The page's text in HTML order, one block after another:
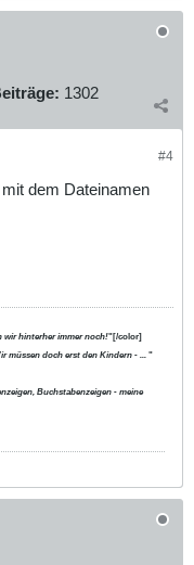
1302
#4
dem Dateinamen
wir hinterher immer noch!"[/color]
müssen doch erst den Kindern - ... "
Buchstabenzeigen - meine